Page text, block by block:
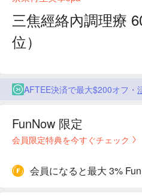
三焦經絡內調理療
位）
AFTEE決済で最大$200オフ・
FunNow 限定
会員限定特典を今すぐチェック
会員になると最大 3%